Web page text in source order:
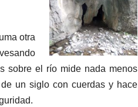
otra
sobre el río mide nada menos
un siglo con cuerdas y hace